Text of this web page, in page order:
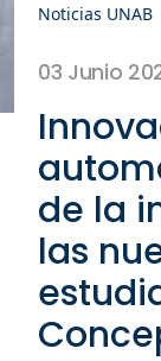
Noticias UNAB
03 Junio
de la
las